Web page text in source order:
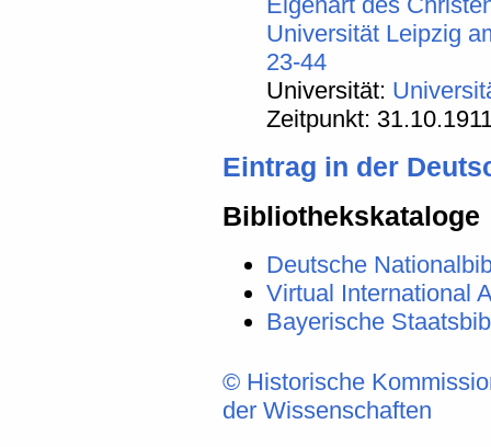
Universität Leipzig
23-44
Universität:
Zeitpunkt:
Eintrag in der
Bibliothekskataloge
Deutsche
Virtual International
Bayerische
© Historische
der Wissenschaften